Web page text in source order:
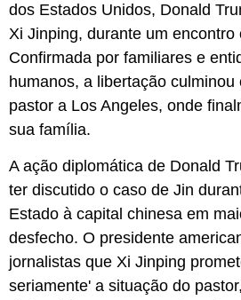
dos Estados Unidos, Donald
Xi Jinping, durante um encontro
Confirmada por familiares e
humanos, a libertação
pastor a Los Angeles, onde
sua família.
A ação diplomática de Donald
ter discutido o caso de Jin
Estado à capital chinesa em
desfecho. O presidente
jornalistas que Xi Jinping
seriamente' a situação do